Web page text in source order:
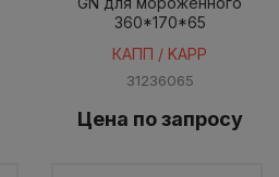
360*170*65
КАПП / KAPP
31236065
Цена по запросу